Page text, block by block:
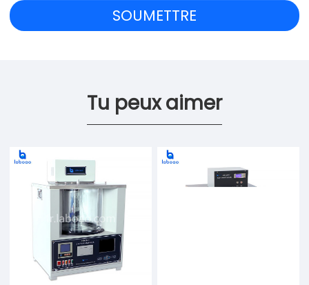
Tu peux aimer